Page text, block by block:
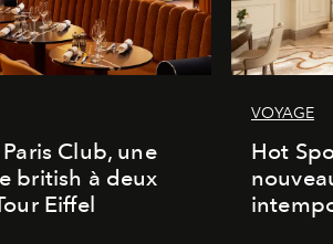
Club, une
british à deux
Eiffel
VOYAGE
Hot